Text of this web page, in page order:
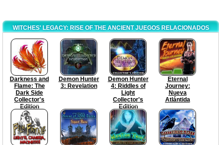
WITCHES' LEGACY: RISE OF THE ANCIENT JUEGOS RELACIONADOS
Darkness and
Flame: The
Dark Side
Collector's
Edition
Demon Hunter
3: Revelation
Demon Hunter
4: Riddles of
Light
Collector's
Edition
Eternal
Journey:
Nueva
Atlántida